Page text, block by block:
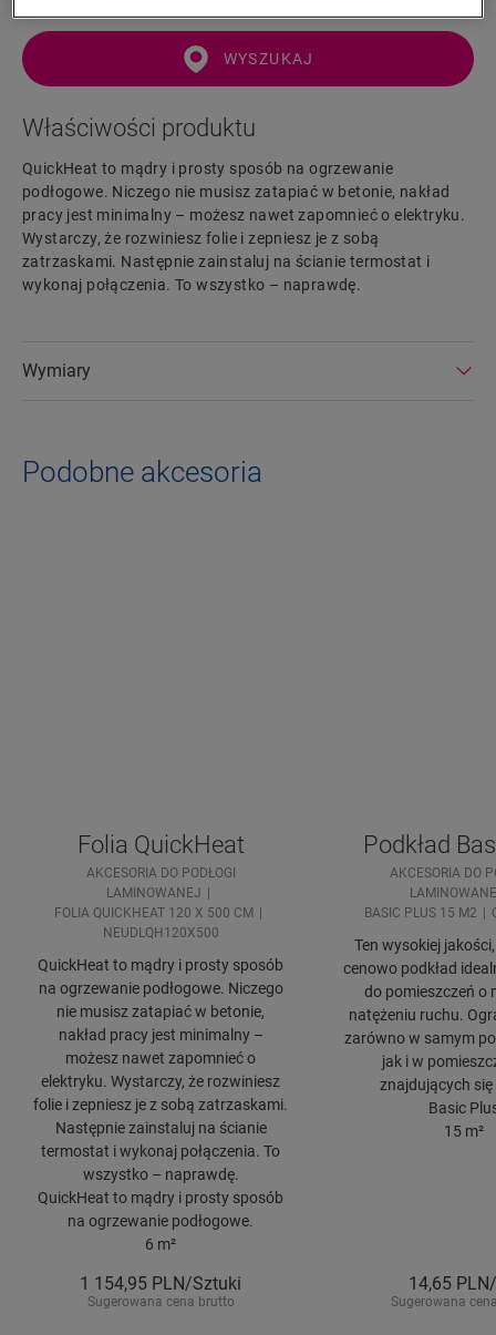
WYSZUKAJ
Właściwości produktu
QuickHeat to mądry i prosty sposób na ogrzewanie
podłogowe. Niczego nie musisz zatapiać w betonie, nakład
pracy jest minimalny – możesz nawet zapomnieć o elektryku.
Wystarczy, że rozwiniesz folie i zepniesz je z sobą
zatrzaskami. Następnie zainstaluj na ścianie termostat i
wykonaj połączenia. To wszystko – naprawdę.
Wymiary
Podobne akcesoria
Folia QuickHeat
AKCESORIA DO PODŁOGI
LAMINOWANEJ
FOLIA QUICKHEAT 120 X 500 CM
NEUDLQH120X500
QuickHeat to mądry i prosty sposób
na ogrzewanie podłogowe. Niczego
nie musisz zatapiać w betonie,
nakład pracy jest minimalny –
możesz nawet zapomnieć o
elektryku. Wystarczy, że rozwiniesz
folie i zepniesz je z sobą zatrzaskami.
Następnie zainstaluj na ścianie
termostat i wykonaj połączenia. To
wszystko – naprawdę.
QuickHeat to mądry i prosty sposób
na ogrzewanie podłogowe.
6 m²
1 154,95 PLN/Sztuki
Sugerowana cena brutto
Podkład
AKCESORIA DO
BASIC PLUS 15 M2
Ten wysokiej
cenowo podkład
do pomieszczeń o
natężeniu ruchu.
zarówno w samym
jak i w
znajdujących się
Basic
15 m²
14,65
Sugerowana